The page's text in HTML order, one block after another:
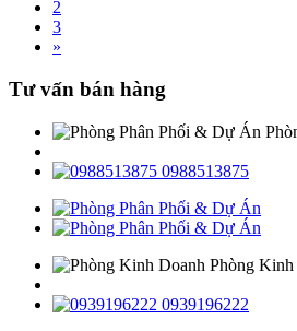
2
3
»
Tư vấn bán hàng
0988513875
Phòng Kinh
0939196222